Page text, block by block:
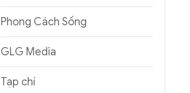
Phong Cách Sống
GLG Media
Tạp chí